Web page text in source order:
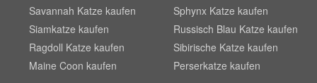
Savannah Katze kaufen
Siamkatze kaufen
Ragdoll Katze kaufen
Maine Coon kaufen
Sphynx Katze kaufen
Russisch Blau Katze kaufen
Sibirische Katze kaufen
Perserkatze kaufen